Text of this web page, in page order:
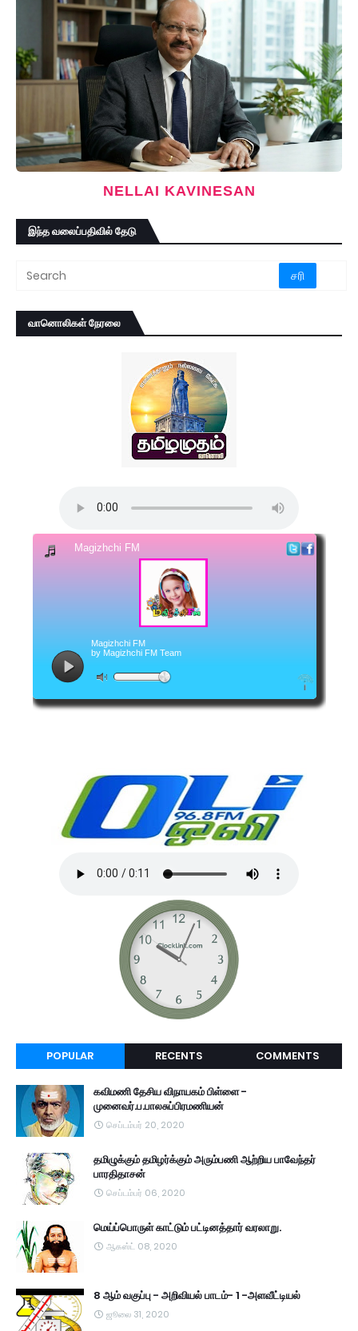
NELLAI KAVINESAN
இந்த வலைப்பதிவில் தேடு
வானொலிகள் நேரலை
POPULAR RECENTS COMMENTS
கவிமணி தேசிய விநாயகம் பிள்ளை -
முனைவர்.ப.பாலசுப்பிரமணியன்
செப்டம்பர் 20, 2020
தமிழுக்கும் தமிழர்க்கும் அரும்பணி ஆற்றிய பாவேந்தர்
பாரதிதாசன்
செப்டம்பர் 06, 2020
மெய்ப்பொருள் காட்டும் பட்டினத்தார் வரலாறு.
ஆகஸ்ட் 08, 2020
8 ஆம் வகுப்பு - அறிவியல் பாடம்- 1 -அளவீட்டியல்
ஜூலை 31, 2020